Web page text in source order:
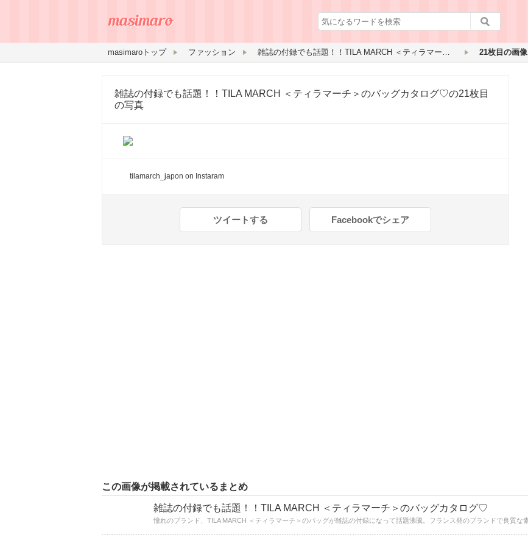
masimaroトップ ファッション 雑誌の付録でも話題！！TILA MARCH ＜ティラマーチ＞のバッグカタログ♡ 21枚目の画像
雑誌の付録でも話題！！TILA MARCH ＜ティラマーチ＞のバッグカタログ♡の21枚目
の写真
tilamarch_japon on Instaram
ツイートする Facebookでシェア
この画像が掲載されているまとめ
雑誌の付録でも話題！！TILA MARCH ＜ティラマーチ＞のバッグカタログ♡